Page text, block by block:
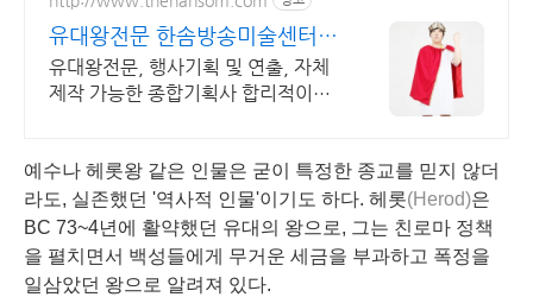
유대왕전문 한솜방송미술센터
당일 배송 및 수령가능!!
유대왕전문, 행사기획 및 연출, 자체
제작 가능한 종합기획사 합리적이고
예수나 헤롯왕 같은 인물은 굳이 특정한 종교를 믿지 않더
라도, 실존했던 '역사적 인물'이기도 하다. 헤롯(Herod)은
BC 73~4년에 활약했던 유대의 왕으로, 그는 친로마 정책
을 펼치면서 백성들에게 무거운 세금을 부과하고 폭정을
일삼았던 왕으로 알려져 있다.